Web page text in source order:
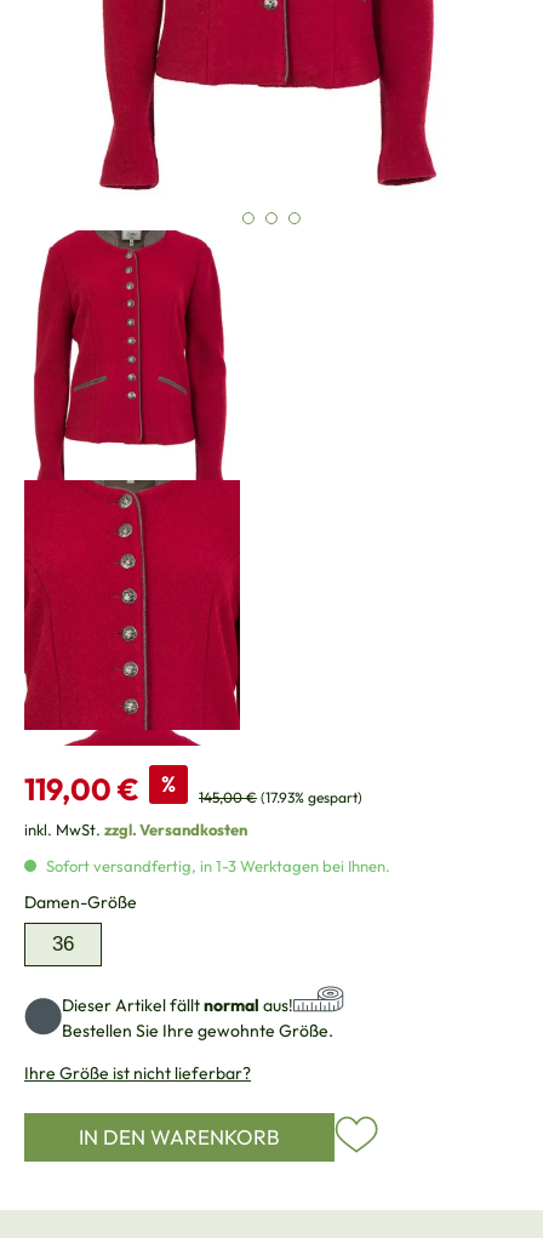
Verkaufspreis:
119,00 € % Regulärer Preis:
145,00 € (17.93% gespart)
inkl. MwSt. zzgl. Versandkosten
Sofort versandfertig, in 1-3 Werktagen bei Ihnen.
Damen-Größe
36
Dieser Artikel fälltnormal aus!
Bestellen Sie Ihre gewohnte Größe.
Ihre Größe ist nicht lieferbar?
IN DEN WARENKORB